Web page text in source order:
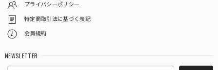
プライバシーポリシー
特定商取引法に基づく表記
会員規約
NEWSLETTER